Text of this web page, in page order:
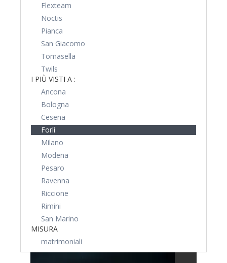
Flexteam
Noctis
Pianca
San Giacomo
Tomasella
Twils
I PIÙ VISTI A :
Ancona
Bologna
Cesena
Forlì
Milano
Modena
Pesaro
Ravenna
Riccione
Rimini
San Marino
MISURA
matrimoniali